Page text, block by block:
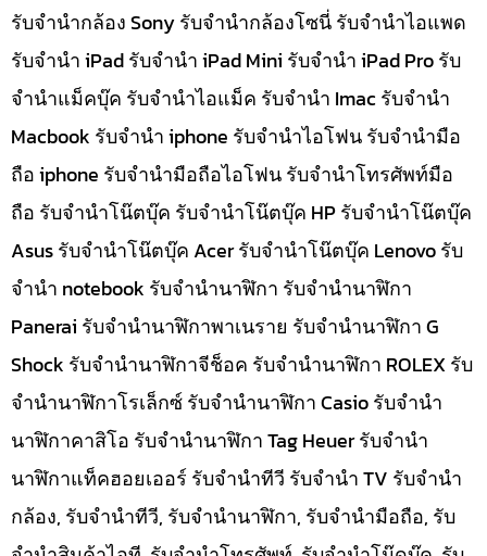
รับจำนำกล้อง Sony รับจำนำกล้องโซนี่ รับจำนำไอแพด
รับจำนำ iPad รับจำนำ iPad Mini รับจำนำ iPad Pro รับ
จำนำแม็คบุ๊ค รับจำนำไอแม็ค รับจำนำ Imac รับจำนำ
Macbook รับจำนำ iphone รับจำนำไอโฟน รับจำนำมือ
ถือ iphone รับจำนำมือถือไอโฟน รับจำนำโทรศัพท์มือ
ถือ รับจำนำโน๊ตบุ๊ค รับจำนำโน๊ตบุ๊ค HP รับจำนำโน๊ตบุ๊ค
Asus รับจำนำโน๊ตบุ๊ค Acer รับจำนำโน๊ตบุ๊ค Lenovo รับ
จำนำ notebook รับจำนำนาฬิกา รับจำนำนาฬิกา
Panerai รับจำนำนาฬิกาพาเนราย รับจำนำนาฬิกา G
Shock รับจำนำนาฬิกาจีช็อค รับจำนำนาฬิกา ROLEX รับ
จำนำนาฬิกาโรเล็กซ์ รับจำนำนาฬิกา Casio รับจำนำ
นาฬิกาคาสิโอ รับจำนำนาฬิกา Tag Heuer รับจำนำ
นาฬิกาแท็คฮอยเออร์ รับจำนำทีวี รับจำนำ TV รับจำนำ
กล้อง, รับจำนำทีวี, รับจำนำนาฬิกา, รับจำนำมือถือ, รับ